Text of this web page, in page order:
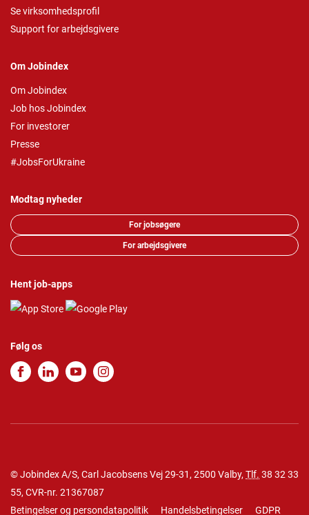
Se virksomhedsprofil
Support for arbejdsgivere
Om Jobindex
Om Jobindex
Job hos Jobindex
For investorer
Presse
#JobsForUkraine
Modtag nyheder
For jobsøgere
For arbejdsgivere
Hent job-apps
Følg os
© Jobindex A/S, Carl Jacobsens Vej 29-31, 2500 Valby, Tlf. 38 32 33
55, CVR-nr. 21367087
Betingelser og persondatapolitik
Handelsbetingelser GDPR